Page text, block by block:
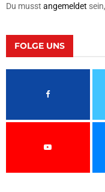
Du musst angemeldet
FOLGE UNS